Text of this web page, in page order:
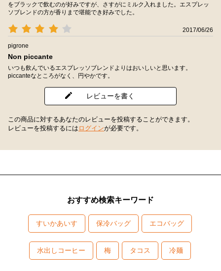
をブラックで飲むのが好みですが、さすがにミルク入れました。エスプレッ
ソブレンドの方が香りまで堪能でき好みでした。
2017/06/26
pigrone
Non piccante
いつも飲んでいるエスプレッソブレンドよりはおいしいと思います。
piccanteなところがなく、円やかです。
レビューを書く
この商品に対するあなたのレビューを投稿することができます。
レビューを投稿するには ログインが必要です。
おすすめ検索キーワード
すいかあいす 保冷バッグ エコバッグ
水出しコーヒー 梅 タコス 冷麺